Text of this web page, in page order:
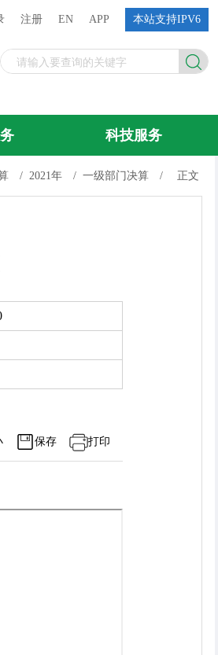
注册 EN APP 本站支持IPV6
科技服务
/ 2021年 / 一级部门决算 / 正文
打印
保存